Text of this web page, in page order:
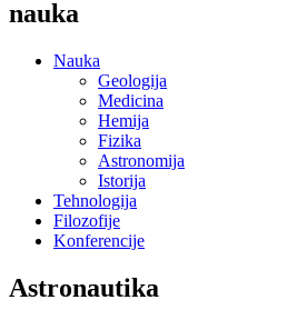
nauka
Nauka
Geologija
Medicina
Hemija
Fizika
Astronomija
Istorija
Tehnologija
Filozofije
Konferencije
Astronautika